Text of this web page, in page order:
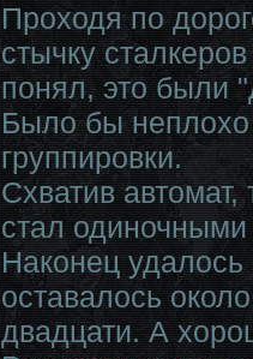
Проходя по
стычку
понял, это были
Было бы неплохо
группировки.
Схватив
стал
Наконец удалось
оставалось
двадцати. А